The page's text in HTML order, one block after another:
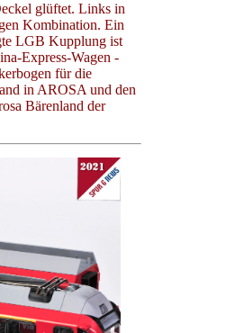
glüftet. Links in
Kombination. Ein
LGB Kupplung ist
Express-Wagen -
für die
in AROSA und den
Bärenland der